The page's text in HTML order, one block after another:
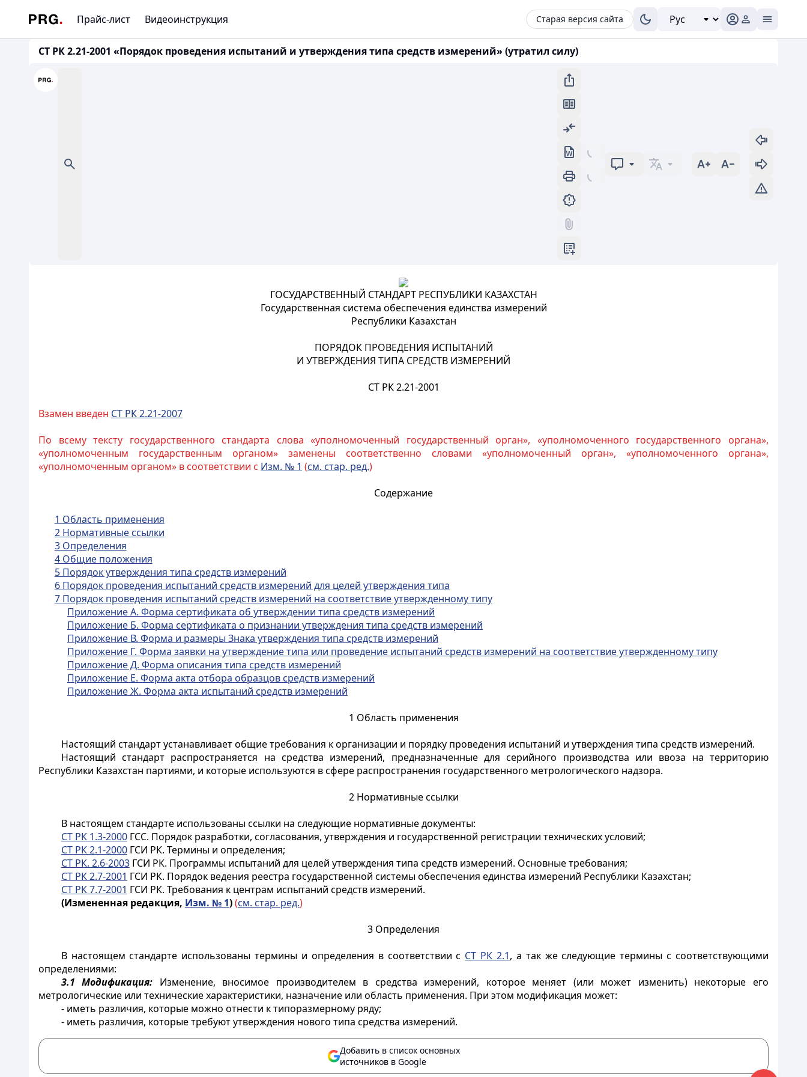
Прайс-лист Видеоинструкция Старая версия сайта
СТ РК 2.21-2001 «Порядок проведения испытаний и утверждения типа средств измерений» (утратил силу)
ГОСУДАРСТВЕННЫЙ СТАНДАРТ РЕСПУБЛИКИ КАЗАХСТАН
Государственная система обеспечения единства измерений
Республики Казахстан
ПОРЯДОК ПРОВЕДЕНИЯ ИСПЫТАНИЙ
И УТВЕРЖДЕНИЯ ТИПА СРЕДСТВ ИЗМЕРЕНИЙ
СТ РК 2.21-2001
Взамен введен СТ РК 2.21-2007
По всему тексту государственного стандарта слова «уполномоченный государственный орган», «уполномоченного государственного органа»,
«уполномоченным государственным органом» заменены соответственно словами «уполномоченный орган», «уполномоченного органа»,
«уполномоченным органом» в соответствии с Изм. № 1 (см. стар. ред.)
Содержание
1 Область применения
2 Нормативные ссылки
3 Определения
4 Общие положения
5 Порядок утверждения типа средств измерений
6 Порядок проведения испытаний средств измерений для целей утверждения типа
7 Порядок проведения испытаний средств измерений на соответствие утвержденному типу
Приложение А. Форма сертификата об утверждении типа средств измерений
Приложение Б. Форма сертификата о признании утверждения типа средств измерений
Приложение В. Форма и размеры Знака утверждения типа средств измерений
Приложение Г. Форма заявки на утверждение типа или проведение испытаний средств измерений на соответствие утвержденному типу
Приложение Д. Форма описания типа средств измерений
Приложение Е. Форма акта отбора образцов средств измерений
Приложение Ж. Форма акта испытаний средств измерений
1 Область применения
Настоящий стандарт устанавливает общие требования к организации и порядку проведения испытаний и утверждения типа средств измерений.
Настоящий стандарт распространяется на средства измерений, предназначенные для серийного производства или ввоза на территорию
Республики Казахстан партиями, и которые используются в сфере распространения государственного метрологического надзора.
2 Нормативные ссылки
В настоящем стандарте использованы ссылки на следующие нормативные документы:
СТ РК 1.3-2000ГСС. Порядок разработки, согласования, утверждения и государственной регистрации технических условий;
СТ РК 2.1-2000ГСИ РК. Термины и определения;
СТ РК. 2.6-2003ГСИ РК. Программы испытаний для целей утверждения типа средств измерений. Основные требования;
СТ РК 2.7-2001 ГСИ РК. Порядок ведения реестра государственной системы обеспечения единства измерений Республики Казахстан;
СТ РК 7.7-2001 ГСИ РК. Требования к центрам испытаний средств измерений.
(Измененная редакция, Изм. № 1)(см. стар. ред.)
3 Определения
В настоящем стандарте использованы термины и определения в соответствии с СТ РК 2.1, а так же следующие термины с соответствующими
определениями:
3.1 Модификация: Изменение, вносимое производителем в средства измерений, которое меняет (или может изменить) некоторые его
метрологические или технические характеристики, назначение или область применения. При этом модификация может:
- иметь различия, которые можно отнести к типоразмерному ряду;
- иметь различия, которые требуют утверждения нового типа средства измерений.
Добавить в список основных
источников в Google